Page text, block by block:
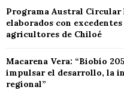
Programa Austral
elaborados con
agricultores de Chiloé
Macarena Vera: “Biobío
impulsar el desarrollo, la
regional”